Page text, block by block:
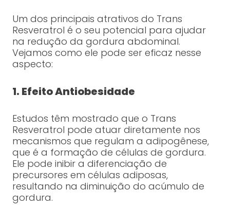
Um dos principais atrativos do Trans
Resveratrol é o seu potencial para ajudar
na redução da gordura abdominal.
Vejamos como ele pode ser eficaz nesse
aspecto:
1. Efeito Antiobesidade
Estudos têm mostrado que o Trans
Resveratrol pode atuar diretamente nos
mecanismos que regulam a adipogênese,
que é a formação de células de gordura.
Ele pode inibir a diferenciação de
precursores em células adiposas,
resultando na diminuição do acúmulo de
gordura.